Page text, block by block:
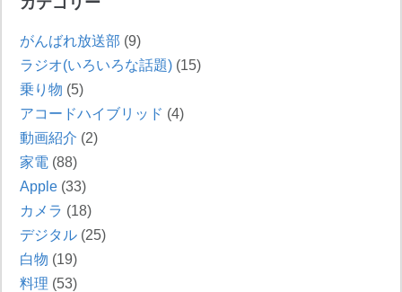
がんばれ放送部 (9)
ラジオ(いろいろな話題) (15)
乗り物 (5)
アコードハイブリッド (4)
動画紹介 (2)
家電 (88)
Apple (33)
カメラ (18)
デジタル (25)
白物 (19)
料理 (53)